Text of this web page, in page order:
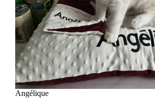
Angélique